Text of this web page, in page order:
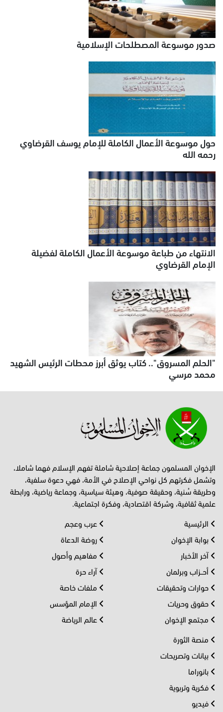
صدور موسوعة المصطلحات الإسلامية
حول موسوعة الأعمال الكاملة للإمام يوسف القرضاوي
رحمه الله
الانتهاء من طباعة موسوعة الأعمال الكاملة لفضيلة
الإمام القرضاوي
"الحلم المسروق".. كتاب يوثق أبرز محطات الرئيس الشهيد
محمد مرسي
الإخوان المسلمون جماعة إصلاحية شاملة تفهم الإسلام فهما شاملا،
وتشمل فكرتهم كل نواحي الإصلاح في الأمة، فهي دعوة سلفية،
وطريقة سُنية، وحقيقة صوفية، وهيئة سياسية، وجماعة رياضية، ورابطة
علمية ثقافية، وشركة اقتصادية، وفكرة اجتماعية.
الرئيسية
بوابة الإخوان
آخر الأخبار
أحــزاب وبرلمان
حوارات وتحقيقات
حقوق وحريات
مجتمع الإخوان
عرب وعجم
روضة الدعاة
مفاهيم وأصول
آراء حرة
ملفات خاصة
الإمام المؤسس
عالم الرياضة
منصة الثورة
بيانات وتصريحات
بانوراما
فكرية وتربوية
فيديو